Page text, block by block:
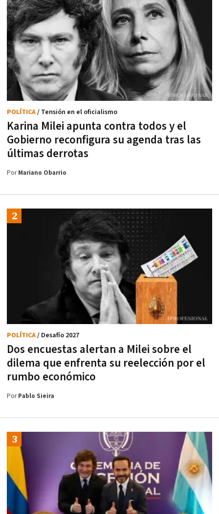
Karina Milei apunta contra todos y el
Gobierno reconfigura su agenda tras las
últimas derrotas
POLÍTICA/ Tensión en el oficialismo
PorMariano Obarrio
Dos encuestas alertan a Milei sobre el
dilema que enfrenta su reelección por el
rumbo económico
POLÍTICA/ Desafío 2027
PorPablo Sieira